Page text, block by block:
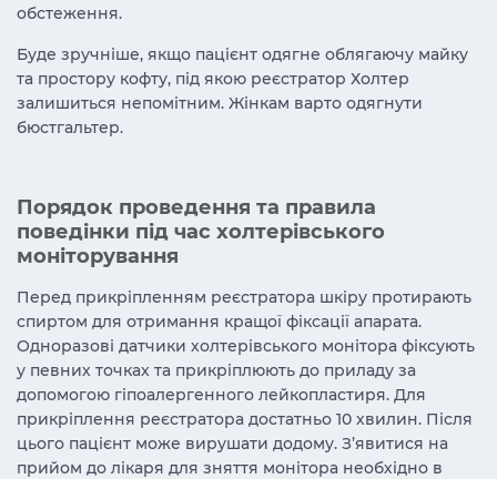
обстеження.
Буде зручніше, якщо пацієнт одягне облягаючу майку
та простору кофту, під якою реєстратор Холтер
залишиться непомітним. Жінкам варто одягнути
бюстгальтер.
Порядок проведення та правила
поведінки під час холтерівського
моніторування
Перед прикріпленням реєстратора шкіру протирають
спиртом для отримання кращої фіксації апарата.
Одноразові датчики холтерівського монітора фіксують
у певних точках та прикріплюють до приладу за
допомогою гіпоалергенного лейкопластиря. Для
прикріплення реєстратора достатньо 10 хвилин. Після
цього пацієнт може вирушати додому. З’явитися на
прийом до лікаря для зняття монітора необхідно в